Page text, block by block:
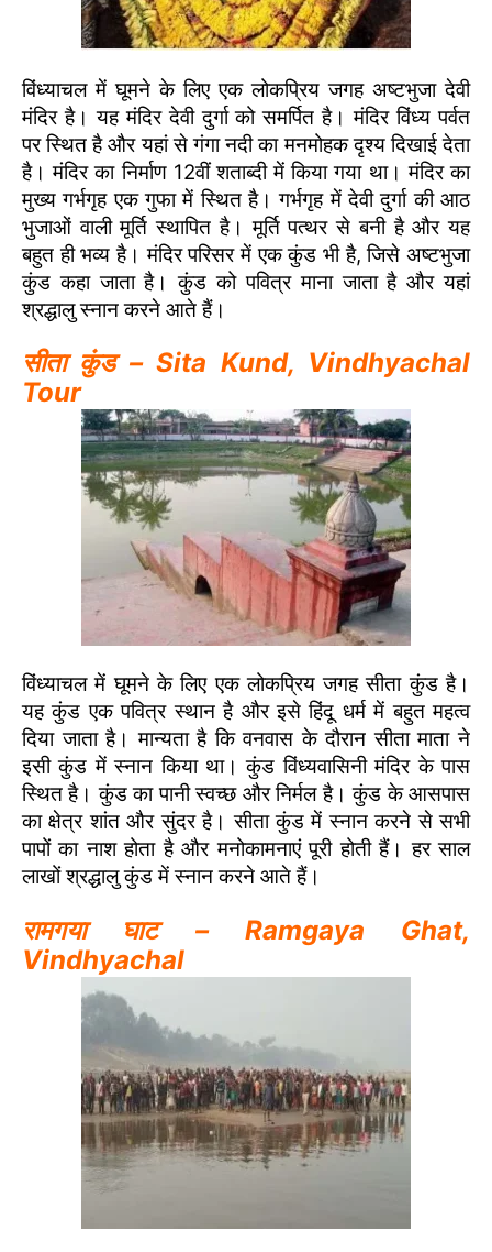
विंध्याचल में घूमने के लिए एक लोकप्रिय जगह अष्टभुजा देवी
मंदिर है। यह मंदिर देवी दुर्गा को समर्पित है। मंदिर विंध्य पर्वत
पर स्थित है और यहां से गंगा नदी का मनमोहक दृश्य दिखाई देता
है। मंदिर का निर्माण 12वीं शताब्दी में किया गया था। मंदिर का
मुख्य गर्भगृह एक गुफा में स्थित है। गर्भगृह में देवी दुर्गा की आठ
भुजाओं वाली मूर्ति स्थापित है। मूर्ति पत्थर से बनी है और यह
बहुत ही भव्य है। मंदिर परिसर में एक कुंड भी है, जिसे अष्टभुजा
कुंड कहा जाता है। कुंड को पवित्र माना जाता है और यहां
श्रद्धालु स्नान करने आते हैं।
सीता कुंड – Sita Kund, Vindhyachal
Tour
विंध्याचल में घूमने के लिए एक लोकप्रिय जगह सीता कुंड है।
यह कुंड एक पवित्र स्थान है और इसे हिंदू धर्म में बहुत महत्व
दिया जाता है। मान्यता है कि वनवास के दौरान सीता माता ने
इसी कुंड में स्नान किया था। कुंड विंध्यवासिनी मंदिर के पास
स्थित है। कुंड का पानी स्वच्छ और निर्मल है। कुंड के आसपास
का क्षेत्र शांत और सुंदर है। सीता कुंड में स्नान करने से सभी
पापों का नाश होता है और मनोकामनाएं पूरी होती हैं। हर साल
लाखों श्रद्धालु कुंड में स्नान करने आते हैं।
रामगया घाट – Ramgaya Ghat,
Vindhyachal